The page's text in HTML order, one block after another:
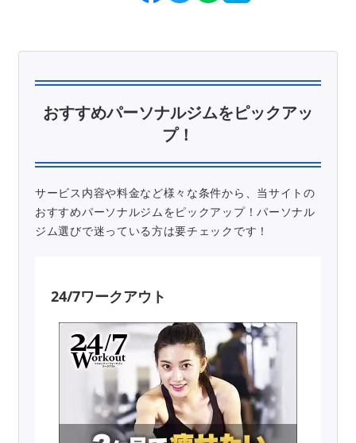
おすすめパーソナルジムをピックアッ
プ！
サービス内容や料金など様々な条件から、当サイトの
おすすめパーソナルジムをピックアップ！パーソナル
ジム選びで迷っている方は要チェックです！
24/7ワークアウト